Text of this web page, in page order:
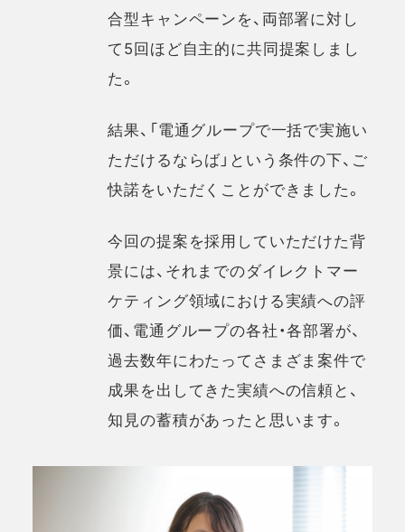
合型キャンペーンを、両部署に対し
て5回ほど自主的に共同提案しまし
た。
結果、「電通グループで一括で実施い
ただけるならば」という条件の下、ご
快諾をいただくことができました。
今回の提案を採用していただけた背
景には、それまでのダイレクトマー
ケティング領域における実績への評
価、電通グループの各社・各部署が、
過去数年にわたってさまざま案件で
成果を出してきた実績への信頼と、
知見の蓄積があったと思います。